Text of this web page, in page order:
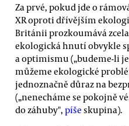
Za prvé, pokud jde o
XR oproti dřívějším
Británii prozkoumává
ekologická hnutí obvykle
a optimismu („budeme-li
můžeme ekologické
jednoznačně důraz na
(„nenecháme se pokojně
do záhuby", píše skupina).